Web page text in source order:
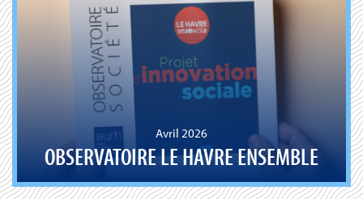
Avril 2026
OBSERVATOIRE LE HAVRE ENSEMBLE